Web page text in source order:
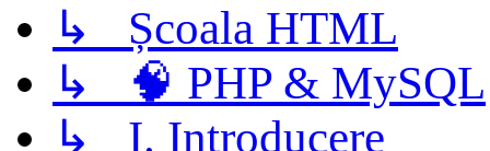
↳ Școala HTML
↳ 🧠 PHP & MySQL
↳ I. Introducere